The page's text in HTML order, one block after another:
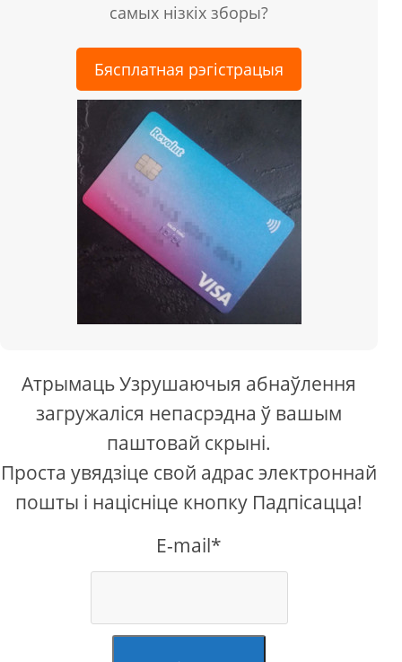
самых нізкіх зборы?
Бясплатная рэгістрацыя
Атрымаць Узрушаючыя абнаўлення
загружаліся непасрэдна ў вашым
паштовай скрыні.
Проста увядзіце свой адрас электроннай
пошты і націсніце кнопку Падпісацца!
E-mail*